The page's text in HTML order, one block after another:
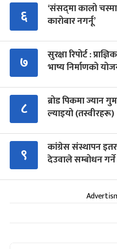
६
‘संसद्‍मा कालो
कारोबार नगर्नू’
७
सुरक्षा रिपोर्ट :
भाष्य निर्माणको
८
ब्रोड पिकमा ज्यान
ल्याइयो (तस्वीरहरू)
९
कांग्रेस संस्थापन
देउवाले सम्बोधन गर्ने